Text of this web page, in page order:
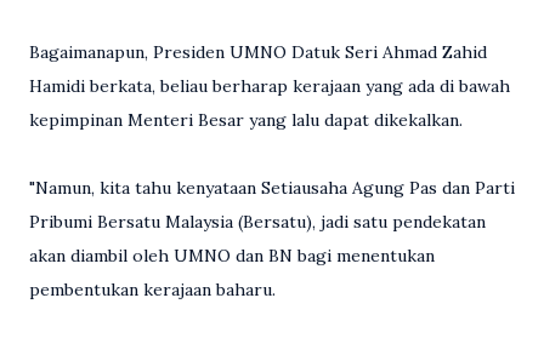
Bagaimanapun, Presiden UMNO Datuk Seri Ahmad Zahid
Hamidi berkata, beliau berharap kerajaan yang ada di bawah
kepimpinan Menteri Besar yang lalu dapat dikekalkan.
"Namun, kita tahu kenyataan Setiausaha Agung Pas dan Parti
Pribumi Bersatu Malaysia (Bersatu), jadi satu pendekatan
akan diambil oleh UMNO dan BN bagi menentukan
pembentukan kerajaan baharu.